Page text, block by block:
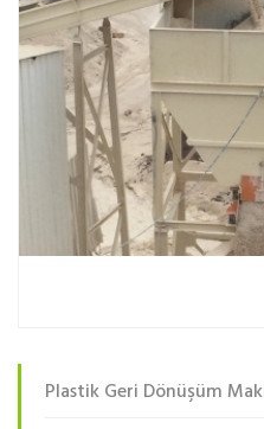
Plastik Geri Dönüşüm